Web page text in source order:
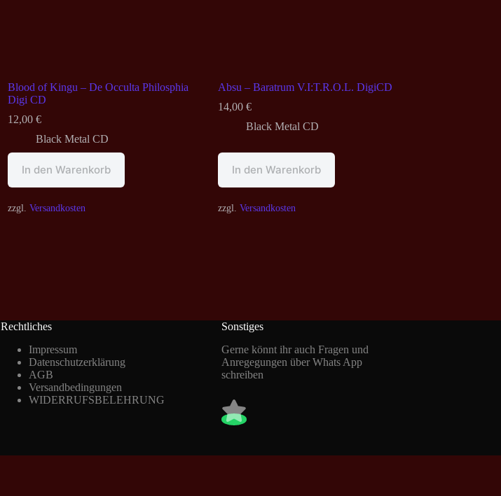
Blood of Kingu – De Occulta Philosphia
Digi CD
12,00 €
Black Metal CD
In den Warenkorb
zzgl. Versandkosten
Absu – Baratrum V.I:T.R.O.L. DigiCD
14,00 €
Black Metal CD
In den Warenkorb
zzgl. Versandkosten
Rechtliches
Impressum
Datenschutzerklärung
AGB
Versandbedingungen
WIDERRUFSBELEHRUNG
Sonstiges
Gerne könnt ihr auch Fragen und
Anregegungen über Whats App
schreiben